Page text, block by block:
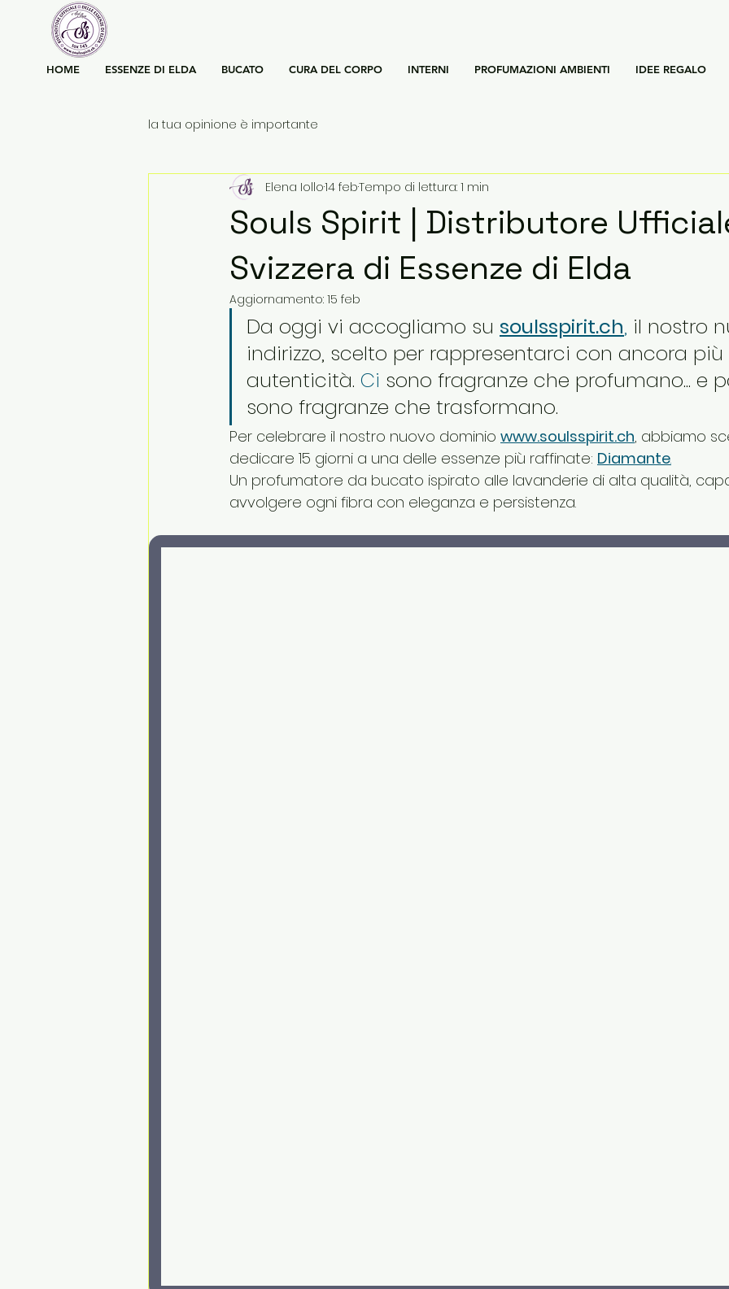
HOME ESSENZE DI ELDA BUCATO CURA DEL CORPO INTERNI PROFUMAZIONI AMBIENTI IDEE REGALO
la tua opinione è importante
Souls Spirit | Distributore
Svizzera di Essenze di Elda
Elena Iollo14 febTempo di lettura: 1 min
Aggiornamento: 15 feb
Da oggi vi accogliamo su soulsspirit.ch, il nostro
indirizzo, scelto per rappresentarci con ancora più
autenticità. Ci sono fragranze che profumano... e
sono fragranze che trasformano.
Per celebrare il nostro nuovo dominio www.soulsspirit.ch, abbiamo
dedicare 15 giorni a una delle essenze più raffinate: Diamante.
Un profumatore da bucato ispirato alle lavanderie di alta qualità,
avvolgere ogni fibra con eleganza e persistenza.